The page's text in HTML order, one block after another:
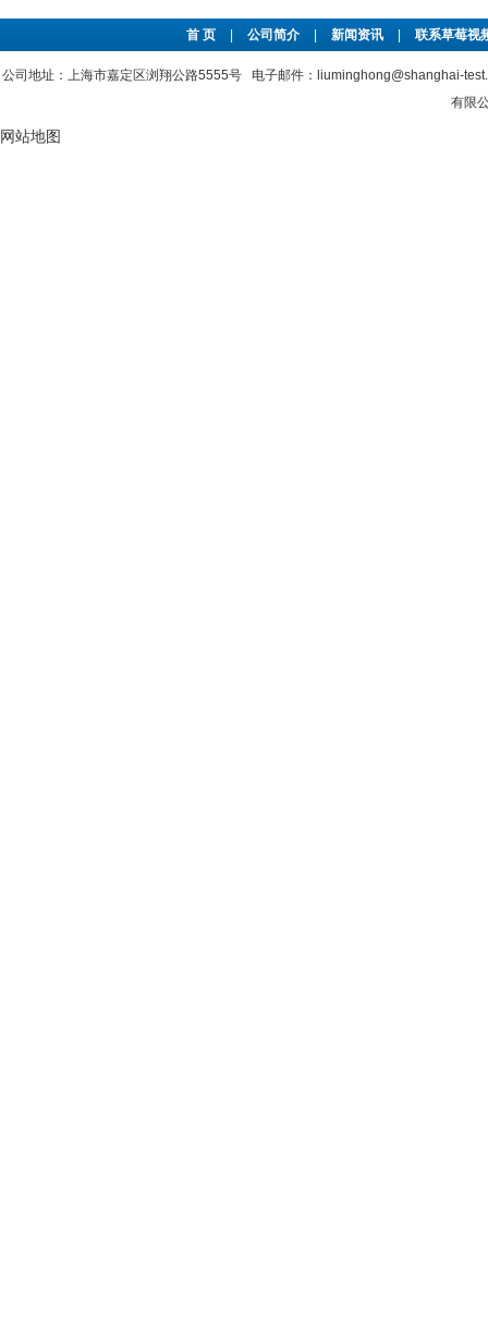
首 页 公司简介 新闻资讯 联系草莓视
公司地址：上海市嘉定区浏翔公路5555号 电子邮件：liuminghong@shanghai-
有限公
网站地图